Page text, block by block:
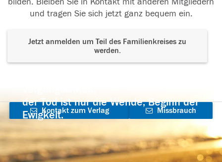
und tragen Sie sich jetzt ganz bequem ein.
Jetzt anmelden um Teil des Familienkreises zu
werden.
der Tod ist nur die Wende, Beginn der
Ewigkeit.
Kontakt zum Verlag
aufnehmen
Missbrauch